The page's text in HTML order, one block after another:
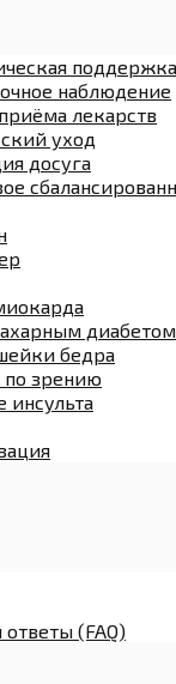
поддержка
наблюдение
лекарств
уход
досуга
диабетом
бедра
зрению
инсульта
(FAQ)